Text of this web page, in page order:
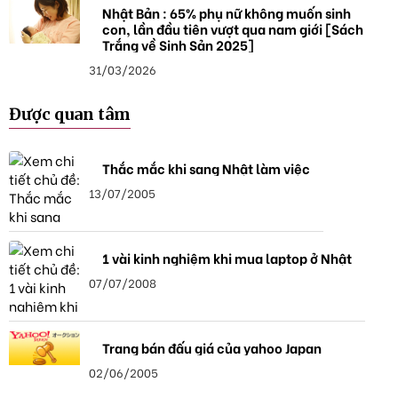
Nhật Bản : 65% phụ nữ không muốn sinh
con, lần đầu tiên vượt qua nam giới [Sách
Trắng về Sinh Sản 2025]
31/03/2026
Được quan tâm
Thắc mắc khi sang Nhật làm việc
13/07/2005
1 vài kinh nghiệm khi mua laptop ở Nhật
07/07/2008
Trang bán đấu giá của yahoo Japan
02/06/2005